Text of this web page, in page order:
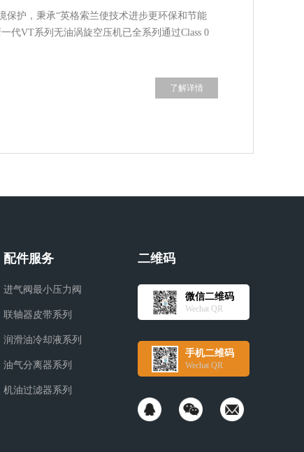
保护，秉承“英格索兰使技术进步更环保和节能
代VT系列无油涡旋空压机已全系列通过Class 0
了解详情
配件服务
进气阀最小压力阀
联轴器皮带系列
润滑油冷却液系列
油气分离器系列
机油过滤器系列
二维码
微信二维码
Wechat QR
手机二维码
Wechat QR